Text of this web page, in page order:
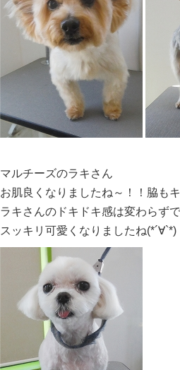
マルチーズのラキさん
お肌良くなりましたね～！！脇も
ラキさんのドキドキ感は変わらず
スッキリ可愛くなりましたね(*´∀`*)